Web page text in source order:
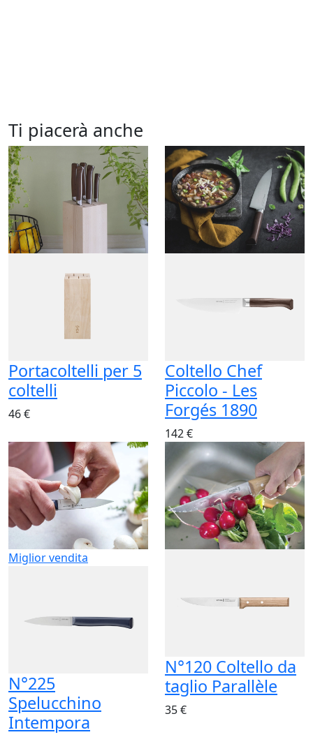
Ti piacerà anche
Portacoltelli per 5
coltelli
46 €
Coltello Chef
Piccolo - Les
Forgés 1890
142 €
Miglior vendita
N°225
Spelucchino
Intempora
N°120 Coltello da
taglio Parallèle
35 €